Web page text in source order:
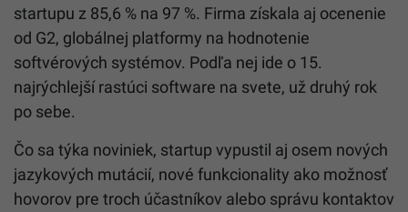
startupu z 85,6 % na 97 %. Firma získala aj ocenenie
od G2, globálnej platformy na hodnotenie
softvérových systémov. Podľa nej ide o 15.
najrýchlejší rastúci software na svete, už druhý rok
po sebe.
Čo sa týka noviniek, startup vypustil aj osem nových
jazykových mutácií, nové funkcionality ako možnosť
hovorov pre troch účastníkov alebo správu kontaktov